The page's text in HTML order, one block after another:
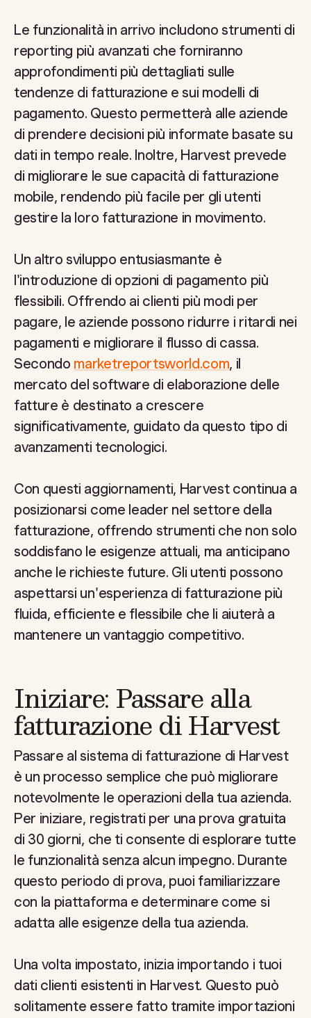
Le funzionalità in arrivo includono strumenti di
reporting più avanzati che forniranno
approfondimenti più dettagliati sulle
tendenze di fatturazione e sui modelli di
pagamento. Questo permetterà alle aziende
di prendere decisioni più informate basate su
dati in tempo reale. Inoltre, Harvest prevede
di migliorare le sue capacità di fatturazione
mobile, rendendo più facile per gli utenti
gestire la loro fatturazione in movimento.
Un altro sviluppo entusiasmante è
l'introduzione di opzioni di pagamento più
flessibili. Offrendo ai clienti più modi per
pagare, le aziende possono ridurre i ritardi nei
pagamenti e migliorare il flusso di cassa.
Secondo marketreportsworld.com, il
mercato del software di elaborazione delle
fatture è destinato a crescere
significativamente, guidato da questo tipo di
avanzamenti tecnologici.
Con questi aggiornamenti, Harvest continua a
posizionarsi come leader nel settore della
fatturazione, offrendo strumenti che non solo
soddisfano le esigenze attuali, ma anticipano
anche le richieste future. Gli utenti possono
aspettarsi un'esperienza di fatturazione più
fluida, efficiente e flessibile che li aiuterà a
mantenere un vantaggio competitivo.
Iniziare: Passare alla
fatturazione di Harvest
Passare al sistema di fatturazione di Harvest
è un processo semplice che può migliorare
notevolmente le operazioni della tua azienda.
Per iniziare, registrati per una prova gratuita
di 30 giorni, che ti consente di esplorare tutte
le funzionalità senza alcun impegno. Durante
questo periodo di prova, puoi familiarizzare
con la piattaforma e determinare come si
adatta alle esigenze della tua azienda.
Una volta impostato, inizia importando i tuoi
dati clienti esistenti in Harvest. Questo può
solitamente essere fatto tramite importazioni